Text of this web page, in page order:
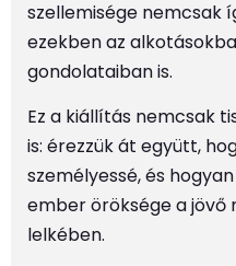
szellemisége nemcsak
ezekben az
gondolataiban is.
Ez a kiállítás nemcsak
is: érezzük át együtt,
személyessé, és
ember öröksége a jövő
lelkében.